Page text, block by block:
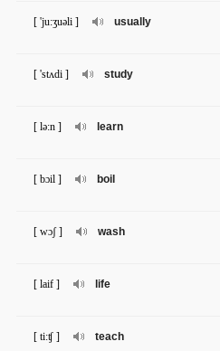
usually
[ 'ju:ʒuəli ]
study
[ 'stʌdi ]
learn
[ lə:n ]
boil
[ bɔil ]
wash
[ wɔʃ ]
life
[ laif ]
teach
[ ti:ʧ ]